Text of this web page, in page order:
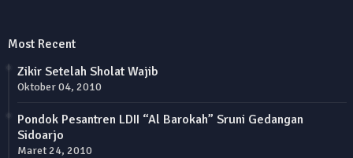
Most Recent
Zikir Setelah Sholat Wajib
Oktober 04, 2010
Pondok Pesantren LDII “Al Barokah” Sruni Gedangan
Sidoarjo
Maret 24, 2010